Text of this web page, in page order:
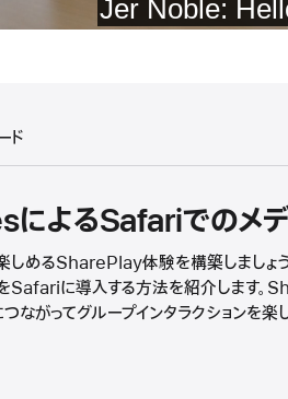
ド
よるSafariでのメデ
めるSharePlay体験を構築しまし
に導入する方法を紹介します。
ながってグループインタラクションを楽